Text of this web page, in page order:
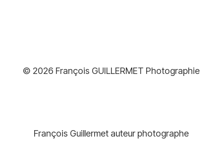
© 2026 François GUILLERMET Photographie
François Guillermet auteur photographe